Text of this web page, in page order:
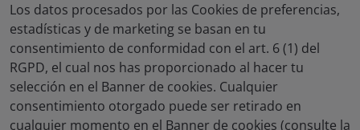
Los datos procesados por las Cookies de preferencias,
estadísticas y de marketing se basan en tu
consentimiento de conformidad con el art. 6 (1) del
RGPD, el cual nos has proporcionado al hacer tu
selección en el Banner de cookies. Cualquier
consentimiento otorgado puede ser retirado en
cualquier momento en el Banner de cookies (consulte la